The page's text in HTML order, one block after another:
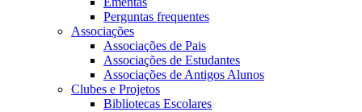
Perguntas frequentes
Associações
Associações de Pais
Associações de Estudantes
Associações de Antigos Alunos
Clubes e Projetos
Bibliotecas Escolares